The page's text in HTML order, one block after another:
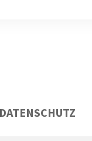
DATENSCHUTZ